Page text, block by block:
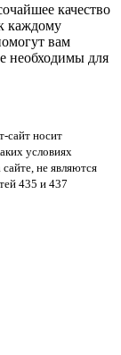
качество
каждому
вам
необходимы для
сайт носит
условиях
не являются
435 и 437